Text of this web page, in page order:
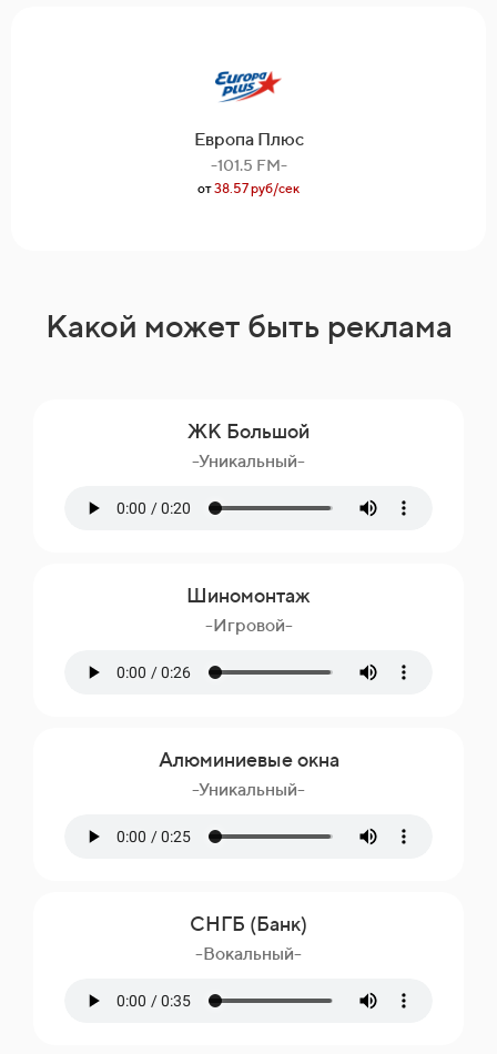
Европа Плюс
-101.5 FM-
от38.57 руб/сек
Какой может быть реклама
ЖК Большой
-Уникальный-
Шиномонтаж
-Игровой-
Алюминиевые окна
-Уникальный-
СНГБ (Банк)
-Вокальный-